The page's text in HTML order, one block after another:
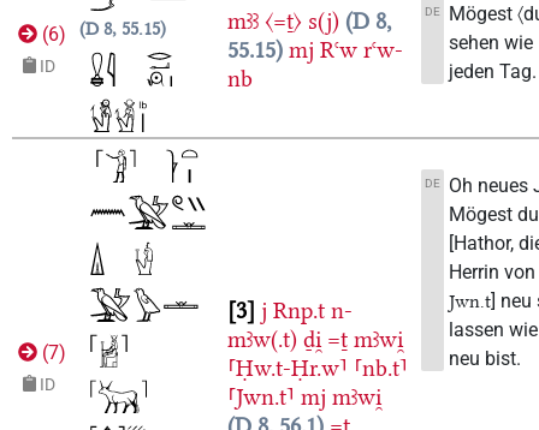
(6)
ID
D 8, 55.15 mꜣꜣ 〈=ṯ〉 s(j) D 8,
55.15 mj Rꜥw rꜥw-
nb
DE
Mögest
sehen wie
jeden Tag.
(7)
ID
3 j Rnp.t n-
mꜣw(.t) ḏi̯ =ṯ mꜣwi̯
⸢Ḥw.t-Ḥr.w⸣ ⸢nb.t⸣
⸢Jwn.t⸣ mj mꜣwi̯
DE
Oh neues
Mögest du
[Hathor,
Herrin von
Jwn.t] neu
lassen
neu bist.